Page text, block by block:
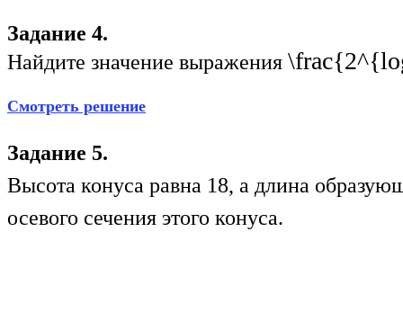
Задание 4.
Найдите значение выражения
Смотреть решение
Задание 5.
Высота конуса равна 18, а длина
осевого сечения этого конуса.